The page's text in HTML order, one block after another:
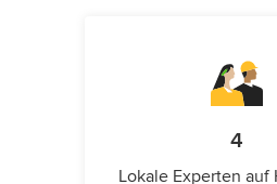
4
Lokale Experten auf